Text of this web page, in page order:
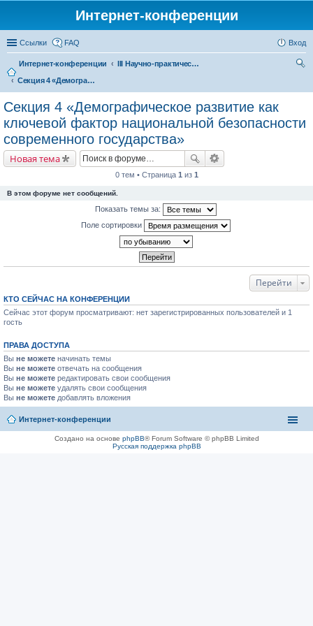
Интернет-конференции
Ссылки FAQ Вход
Интернет-конференции
III Научно-практическая интернет-конференция «Глобальные вызовы и региональное развитие в зеркале социологических измерений»
Секция 4 «Демографическое развитие как ключевой фактор национальной безопасности современного государства»
Секция 4 «Демографическое развитие как
ключевой фактор национальной безопасности
современного государства»
Новая тема
0 тем • Страница 1 из 1
В этом форуме нет сообщений.
Показать темы за:
Поле сортировки
Перейти
КТО СЕЙЧАС НА КОНФЕРЕНЦИИ
Сейчас этот форум просматривают: нет зарегистрированных пользователей и 1
гость
ПРАВА ДОСТУПА
Вы не можете начинать темы
Вы не можете отвечать на сообщения
Вы не можете редактировать свои сообщения
Вы не можете удалять свои сообщения
Вы не можете добавлять вложения
Интернет-конференции
Создано на основе phpBB® Forum Software © phpBB Limited
Русская поддержка phpBB